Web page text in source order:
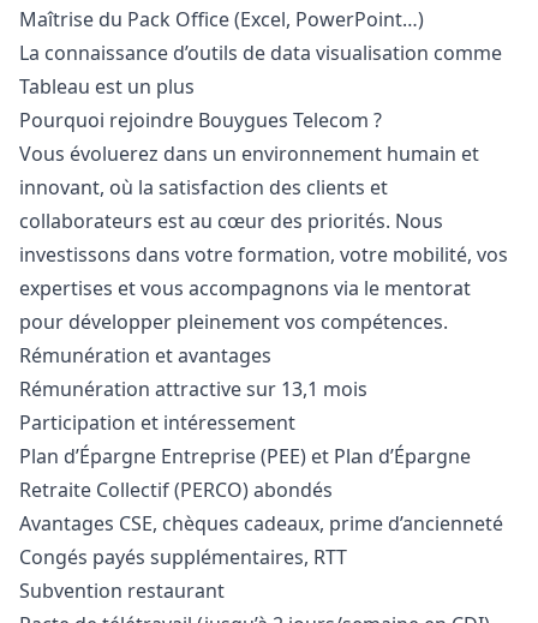
Maîtrise du Pack Office (Excel, PowerPoint…)
La connaissance d’outils de data visualisation comme
Tableau est un plus
Pourquoi rejoindre Bouygues Telecom ?
Vous évoluerez dans un environnement humain et
innovant, où la satisfaction des clients et
collaborateurs est au cœur des priorités. Nous
investissons dans votre formation, votre mobilité, vos
expertises et vous accompagnons via le mentorat
pour développer pleinement vos compétences.
Rémunération et avantages
Rémunération attractive sur 13,1 mois
Participation et intéressement
Plan d’Épargne Entreprise (PEE) et Plan d’Épargne
Retraite Collectif (PERCO) abondés
Avantages CSE, chèques cadeaux, prime d’ancienneté
Congés payés supplémentaires, RTT
Subvention restaurant